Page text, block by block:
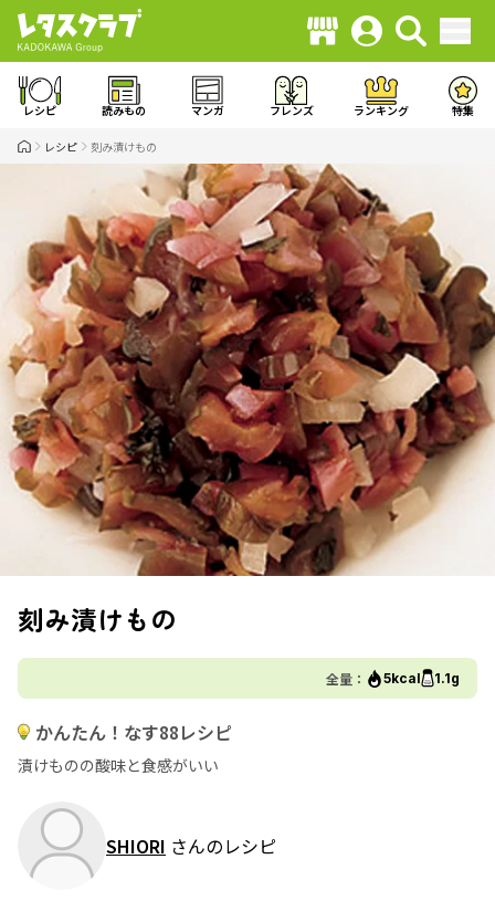
レシピ 読みもの マンガ フレンズ ランキング 特集
レシピ 刻み漬けもの
刻み漬けもの
全量： 5kcal 1.1g
かんたん！なす88レシピ
漬けものの酸味と食感がいい
SHIORI さんのレシピ